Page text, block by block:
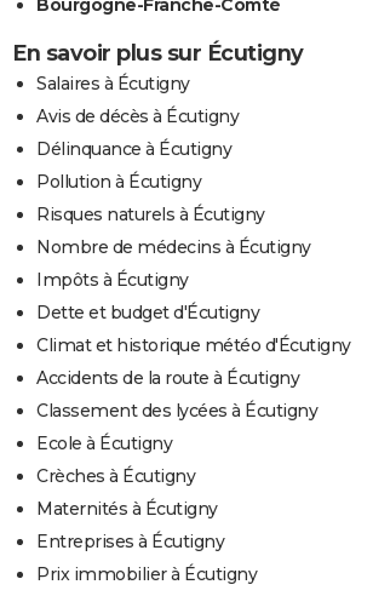
En savoir plus sur Écutigny
Salaires à Écutigny
Avis de décès à Écutigny
Délinquance à Écutigny
Pollution à Écutigny
Risques naturels à Écutigny
Nombre de médecins à Écutigny
Impôts à Écutigny
Dette et budget d'Écutigny
Climat et historique météo d'Écutigny
Accidents de la route à Écutigny
Classement des lycées à Écutigny
Ecole à Écutigny
Crèches à Écutigny
Maternités à Écutigny
Entreprises à Écutigny
Prix immobilier à Écutigny